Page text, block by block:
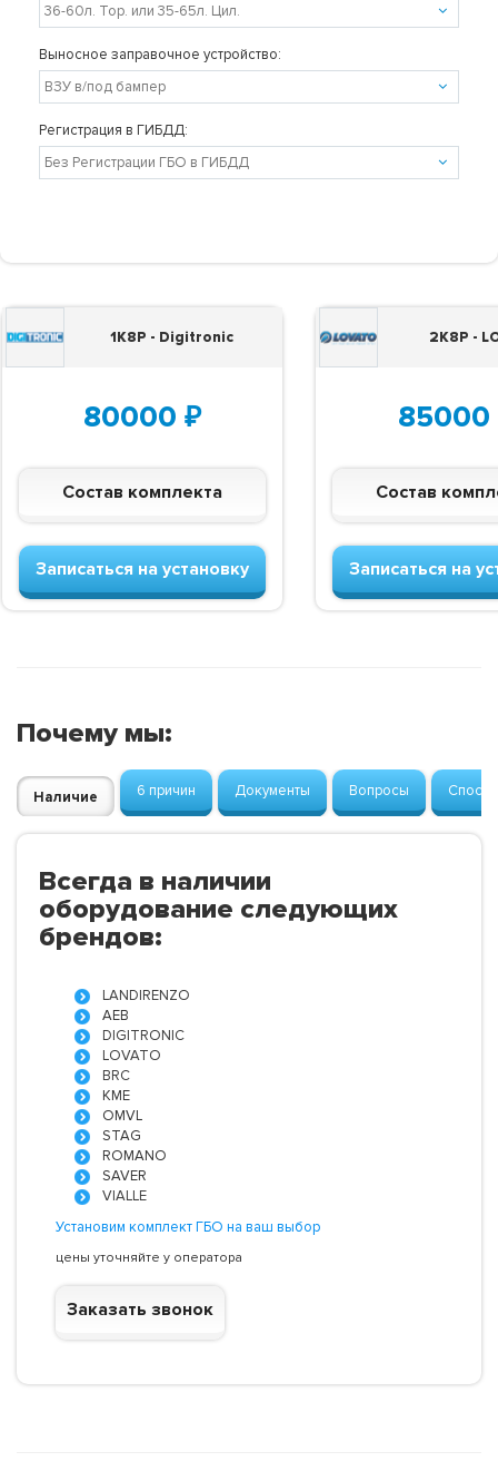
Выносное заправочное устройство:
Регистрация в ГИБДД:
1K8P - Digitronic
80000 ₽
Состав комплекта
Записаться на установку
2K8P -
85000
Состав
Записаться на
Почему мы:
Наличие 6 причин Документы Вопросы
Всегда в наличии
оборудование следующих
брендов:
LANDIRENZO
AEB
DIGITRONIC
LOVATO
BRC
KME
OMVL
STAG
ROMANO
SAVER
VIALLE
Установим комплект ГБО на ваш выбор
цены уточняйте у оператора
Заказать звонок